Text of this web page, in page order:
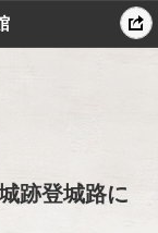
跡登城路に